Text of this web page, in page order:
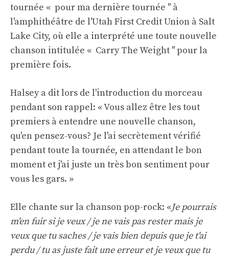
tournée « pour ma dernière tournée '' à
l'amphithéâtre de l'Utah First Credit Union à Salt
Lake City, où elle a interprété une toute nouvelle
chanson intitulée « Carry The Weight '' pour la
première fois.
Halsey a dit lors de l'introduction du morceau
pendant son rappel: « Vous allez être les tout
premiers à entendre une nouvelle chanson,
qu'en pensez-vous? Je l'ai secrètement vérifié
pendant toute la tournée, en attendant le bon
moment et j'ai juste un très bon sentiment pour
vous les gars. »
Elle chante sur la chanson pop-rock: «Je pourrais
m'en fuir si je veux / je ne vais pas rester mais je
veux que tu saches / je vais bien depuis que je t'ai
perdu / tu as juste fait une erreur et je veux que tu